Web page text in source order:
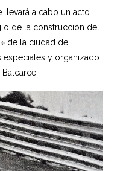
llevará a cabo un acto
de la construcción del
de la ciudad de
especiales y organizado